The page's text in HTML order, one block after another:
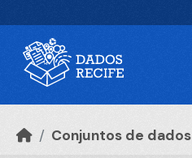
Conjuntos de dados